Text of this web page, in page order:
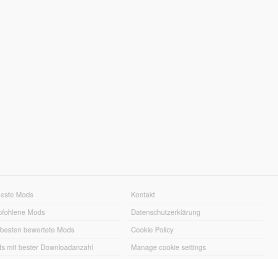
Mods
Mods
bewertete Mods
mit bester Downloadanzahl
Kontakt
Datenschutzerklärung
Cookie Policy
Manage cookie settings